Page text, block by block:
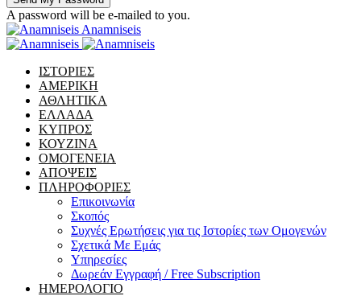
A password will be e-mailed to you.
Anamniseis
ΙΣΤΟΡΙΕΣ
ΑΜΕΡΙΚΗ
ΑΘΛΗΤΙΚΑ
ΕΛΛΑΔΑ
ΚΥΠΡΟΣ
ΚΟΥΖΙΝΑ
ΟΜΟΓΕΝΕΙΑ
ΑΠΟΨΕΙΣ
ΠΛΗΡΟΦΟΡΙΕΣ
Επικοινωνία
Σκοπός
Συχνές Ερωτήσεις για τις Ιστορίες των Ομογενών
Σχετικά Με Εμάς
Υπηρεσίες
Δωρεάν Εγγραφή / Free Subscription
ΗΜΕΡΟΛΟΓΙΟ